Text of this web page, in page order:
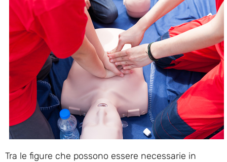
Tra le figure che possono essere necessarie in